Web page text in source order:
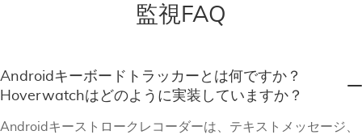
監視FAQ
Androidキーボードトラッカーとは何ですか？
Hoverwatchはどのように実装していますか？
Androidキーストロークレコーダーは、テキストメッセージ、